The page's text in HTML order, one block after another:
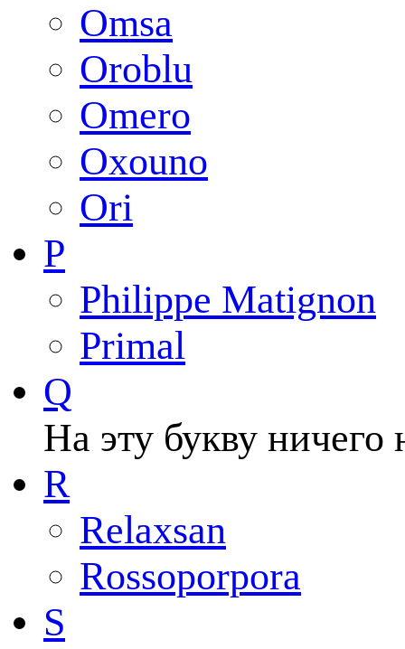
Omsa
Oroblu
Omero
Oxouno
Ori
P
Philippe Matignon
Primal
Q
На эту букву ничего
R
Relaxsan
Rossoporpora
S